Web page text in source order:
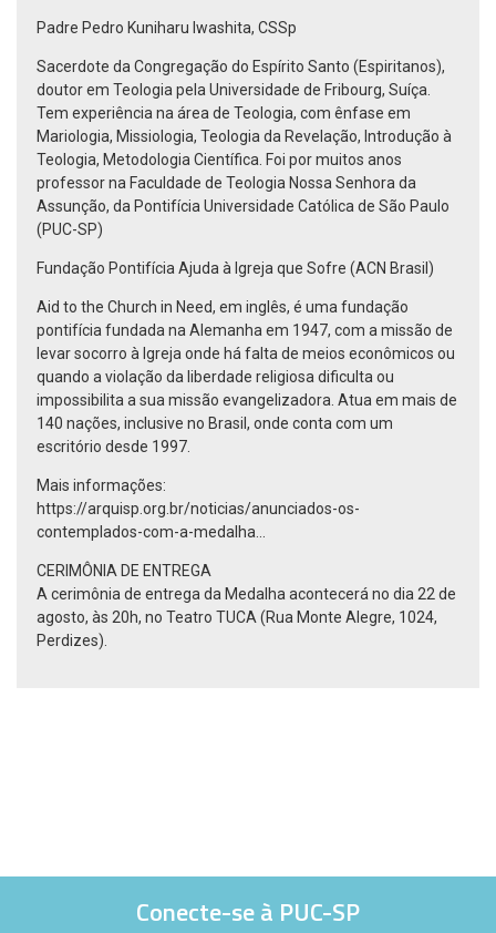
Padre Pedro Kuniharu Iwashita, CSSp
Sacerdote da Congregação do Espírito Santo (Espiritanos),
doutor em Teologia pela Universidade de Fribourg, Suíça.
Tem experiência na área de Teologia, com ênfase em
Mariologia, Missiologia, Teologia da Revelação, Introdução à
Teologia, Metodologia Científica. Foi por muitos anos
professor na Faculdade de Teologia Nossa Senhora da
Assunção, da Pontifícia Universidade Católica de São Paulo
(PUC-SP)
Fundação Pontifícia Ajuda à Igreja que Sofre (ACN Brasil)
Aid to the Church in Need, em inglês, é uma fundação
pontifícia fundada na Alemanha em 1947, com a missão de
levar socorro à Igreja onde há falta de meios econômicos ou
quando a violação da liberdade religiosa dificulta ou
impossibilita a sua missão evangelizadora. Atua em mais de
140 nações, inclusive no Brasil, onde conta com um
escritório desde 1997.
Mais informações:
https://arquisp.org.br/noticias/anunciados-os-
contemplados-com-a-medalha...
CERIMÔNIA DE ENTREGA
A cerimônia de entrega da Medalha acontecerá no dia 22 de
agosto, às 20h, no Teatro TUCA (Rua Monte Alegre, 1024,
Perdizes).
Conecte-se à PUC-SP